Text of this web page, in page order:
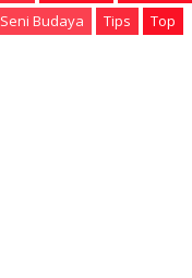
Seni Budaya Tips Top